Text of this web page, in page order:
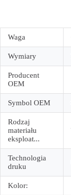
Waga
Wymiary
Producent
OEM
Symbol OEM
Rodzaj
materiału
eksploat...
Technologia
druku
Kolor: